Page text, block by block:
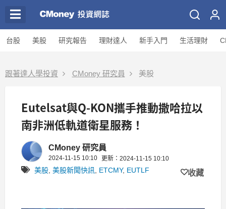
台股 美股 研究報告 理財達人 新手入門 生活理財
跟著達人學投資 CMoney 研究員 美股
Eutelsat與Q-KON攜手推動撒哈拉以
南非洲低軌道衛星服務！
CMoney 研究員
2024-11-15 10:10 更新：2024-11-15 10:10
美股 美股新聞快訊 ETCMY, EUTLF 收藏